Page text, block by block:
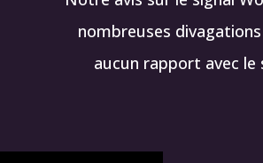
nombreuses divagations
aucun rapport avec le